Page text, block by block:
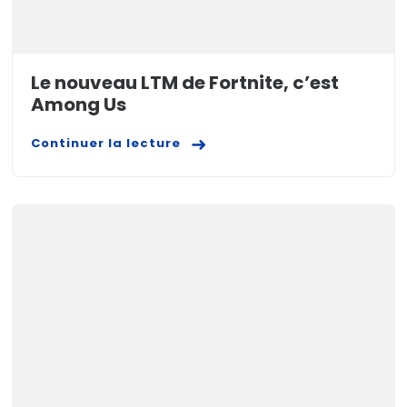
Le nouveau LTM de Fortnite, c’est
Among Us
Continuer la lecture